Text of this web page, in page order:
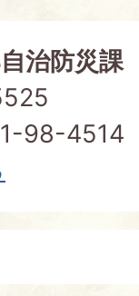
治防災課
98-4514